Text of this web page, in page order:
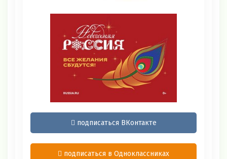
подписаться ВКонтакте
подписаться в Одноклассниках